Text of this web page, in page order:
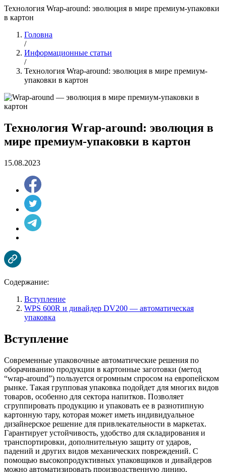
Технология Wrap-around: эволюция в мире премиум-упаковки
в картон
Головна
/
Информационные статьи
/
Технология Wrap-around: эволюция в мире премиум-
упаковки в картон
Технология Wrap-around: эволюция в
мире премиум-упаковки в картон
15.08.2023
Содержание:
Вступление
WPS 600R и дивайдер DV200 — автоматическая
упаковка
Вступление
Современные упаковочные автоматические решения по
оборачиванию продукции в картонные заготовки (метод
“wrap-around”) пользуется огромным спросом на европейском
рынке. Такая групповая упаковка подойдет для многих видов
товаров, особенно для сектора напитков. Позволяет
сгруппировать продукцию и упаковать ее в разнотипную
картонную тару, которая может иметь индивидуальное
дизайнерское решение для привлекательности в маркетах.
Гарантирует устойчивость, удобство для складирования и
транспортировки, дополнительную защиту от ударов,
падений и других видов механических повреждений. С
помощью высокопродуктивных упаковщиков и дивайдеров
можно автоматизировать производственную линию,